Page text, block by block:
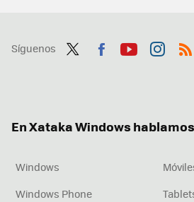
Síguenos
En Xataka Windows
Windows
Windows Phone